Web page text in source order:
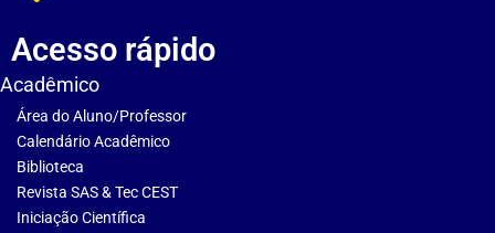
Acesso rápido
Acadêmico
Área do Aluno/Professor
Calendário Acadêmico
Biblioteca
Revista SAS & Tec CEST
Iniciação Científica